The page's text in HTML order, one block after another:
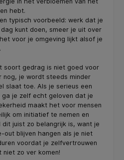
hebt.
typisch voorbeeld: werk dat je
kunt doen, smeer je uit over
voor je omgeving lijkt alsof je
soort gedrag is niet goed voor
nog, je wordt steeds minder
slaat toe. Als je serieus een
je zelf echt geloven dat je
maakt het voor mensen
om initiatief te nemen en
juist zo belangrijk is, want je
out blijven hangen als je niet
voordat je zelfvertrouwen
zo ver komen!